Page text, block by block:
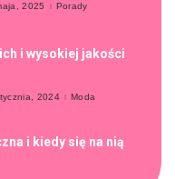
2025 Porady
i wysokiej jakości
2024 Moda
i kiedy się na nią